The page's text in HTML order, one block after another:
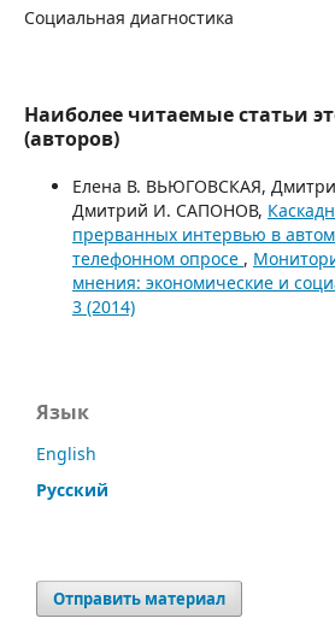
Социальная диагностика
Наиболее читаемые статьи
(авторов)
Елена В. ВЬЮГОВСКАЯ,
Дмитрий И. САПОНОВ,
прерванных интервью в
телефонном опросе ,
мнения: экономические и
3 (2014)
Язык
English
Русский
Отправить материал